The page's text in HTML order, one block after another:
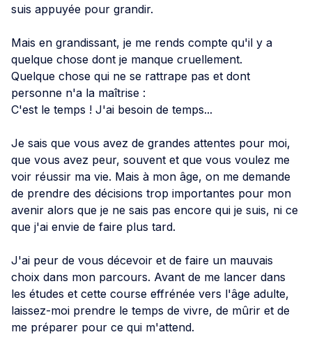
suis appuyée pour grandir.
Mais en grandissant, je me rends compte qu'il y a
quelque chose dont je manque cruellement.
Quelque chose qui ne se rattrape pas et dont
personne n'a la maîtrise :
C'est le temps ! J'ai besoin de temps...
Je sais que vous avez de grandes attentes pour moi,
que vous avez peur, souvent et que vous voulez me
voir réussir ma vie. Mais à mon âge, on me demande
de prendre des décisions trop importantes pour mon
avenir alors que je ne sais pas encore qui je suis, ni ce
que j'ai envie de faire plus tard.
J'ai peur de vous décevoir et de faire un mauvais
choix dans mon parcours. Avant de me lancer dans
les études et cette course effrénée vers l'âge adulte,
laissez-moi prendre le temps de vivre, de mûrir et de
me préparer pour ce qui m'attend.